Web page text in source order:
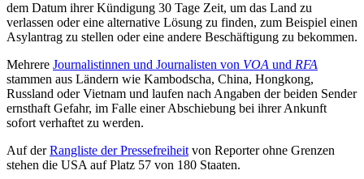
dem Datum ihrer Kündigung 30 Tage Zeit, um das Land zu
verlassen oder eine alternative Lösung zu finden, zum Beispiel einen
Asylantrag zu stellen oder eine andere Beschäftigung zu bekommen.
Mehrere Journalistinnen und Journalisten von VOA und RFA
stammen aus Ländern wie Kambodscha, China, Hongkong,
Russland oder Vietnam und laufen nach Angaben der beiden Sender
ernsthaft Gefahr, im Falle einer Abschiebung bei ihrer Ankunft
sofort verhaftet zu werden.
Auf derRangliste der Pressefreiheit von Reporter ohne Grenzen
stehen die USA auf Platz 57 von 180 Staaten.